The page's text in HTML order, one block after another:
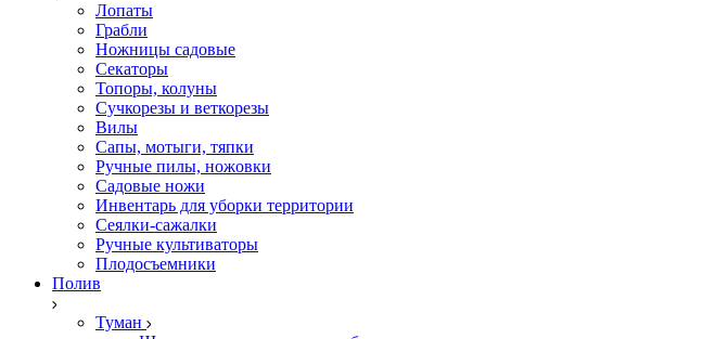
Лопаты
Грабли
Ножницы садовые
Секаторы
Топоры, колуны
Сучкорезы и веткорезы
Вилы
Сапы, мотыги, тяпки
Ручные пилы, ножовки
Садовые ножи
Инвентарь для уборки территории
Сеялки-сажалки
Ручные культиваторы
Плодосъемники
Полив
Туман